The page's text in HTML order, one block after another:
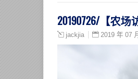
20190726/【农
jackjia 2019 年 07